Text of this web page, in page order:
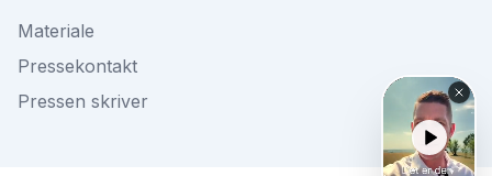
Materiale
Pressekontakt
Pressen skriver